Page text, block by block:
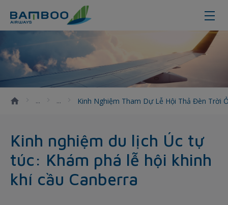
Kinh nghiệm tham dự lễ hội thả
Kinh Nghiệm Tham Dự Lễ Hội Thả Đèn Trời
Kinh nghiệm du lịch Úc tự
túc: Khám phá lễ hội khinh
khí cầu Canberra